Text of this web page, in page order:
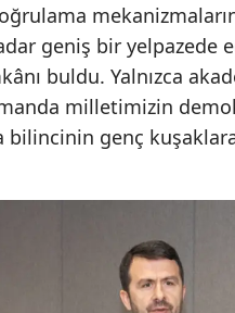
geniş bir
buldu. Yalnızca
milletimizin
genç